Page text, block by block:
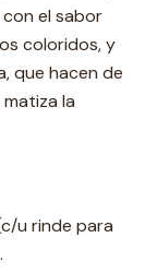
el sabor
coloridos, y
que hacen de
la
u rinde para